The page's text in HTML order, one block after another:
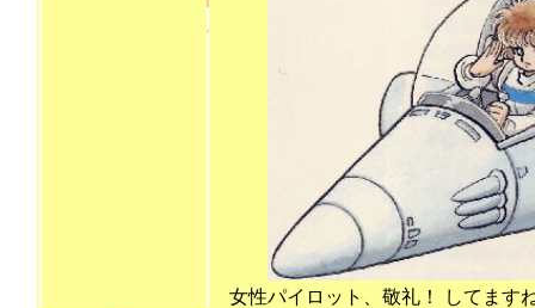
女性パイロット、敬礼！ してます